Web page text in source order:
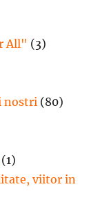
All" (3)
nostri (80)
(1)
viitor in